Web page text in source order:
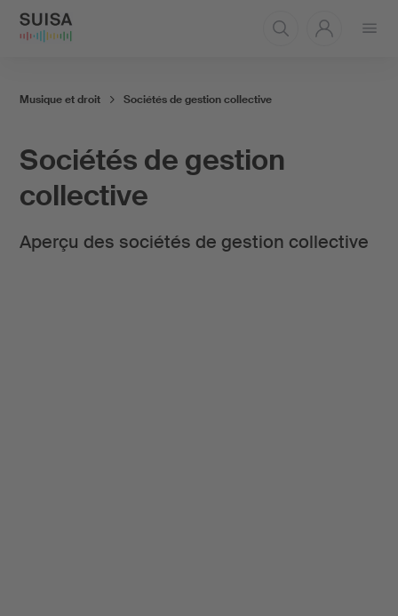
le
Sociétés de gestion
collective
Aperçu des sociétés de gestion collective
Musique et droit Sociétés de gestion collective